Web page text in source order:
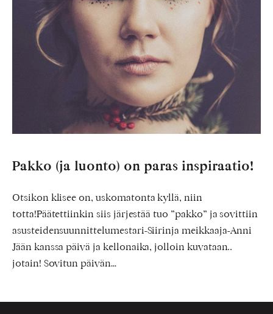
Pakko (ja luonto) on paras inspiraatio!
Otsikon klisee on, uskomatonta kyllä, niin
totta!Päätettiinkin siis järjestää tuo ”pakko” ja sovittiin
asusteidensuunnittelumestari-Siirinja meikkaaja-Anni
Jään kanssa päivä ja kellonaika, jolloin kuvataan..
jotain! Sovitun päivän…